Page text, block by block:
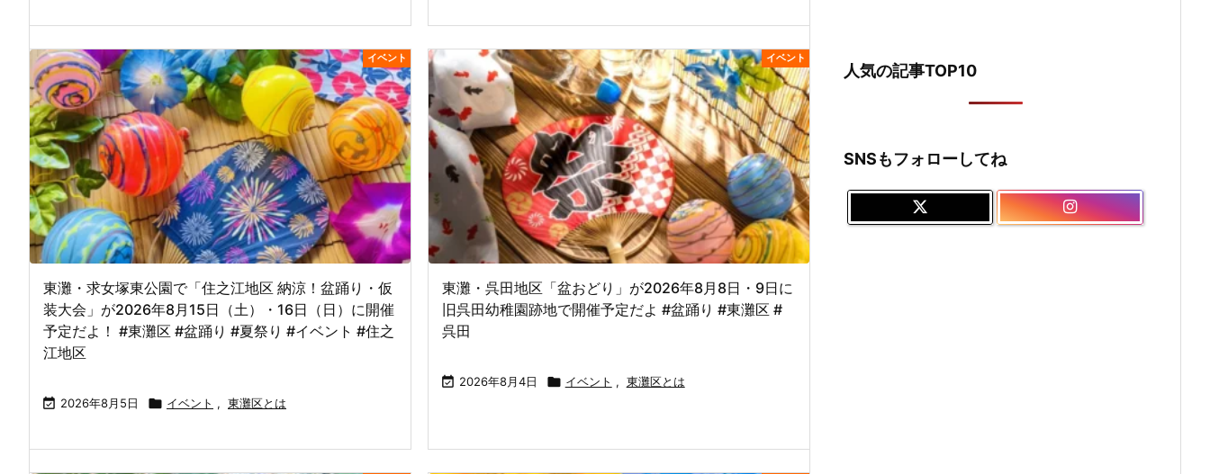
イベント
東灘・求女塚東公園で「住之江地区 納涼！盆踊り・仮
装大会」が2026年8月15日（土）・16日（日）に開催
予定だよ！ #東灘区 #盆踊り #夏祭り #イベント #住之
江地区
 2026年8月5日  イベント , 東灘区とは
イベント
東灘・呉田地区「盆おどり」が2026年8月8日・9日に
旧呉田幼稚園跡地で開催予定だよ #盆踊り #東灘区 #
呉田
 2026年8月4日  イベント , 東灘区とは
人気の記事TOP10
SNSもフォローしてね